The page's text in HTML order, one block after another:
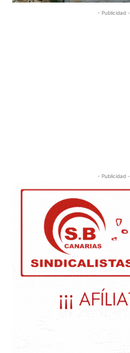
- Publicidad -
- Publicidad -